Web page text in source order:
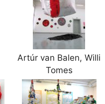
Artúr van Balen, Willi
Tomes